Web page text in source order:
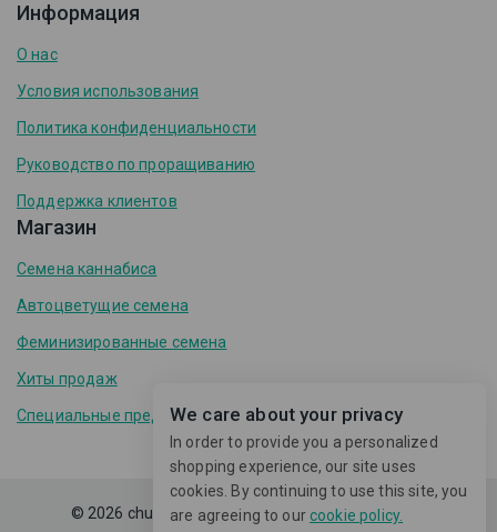
Информация
О нас
Условия использования
Политика конфиденциальности
Руководство по проращиванию
Поддержка клиентов
Магазин
Семена каннабиса
Автоцветущие семена
Феминизированные семена
Хиты продаж
Специальные предложения
© 2026 chudolina.com -Avanamтема WordPress
We care about your privacy
In order to provide you a personalized
shopping experience, our site uses
cookies. By continuing to use this site, you
are agreeing to ourcookie policy.